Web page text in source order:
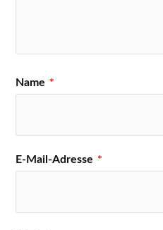
Name *
E-Mail-Adresse *